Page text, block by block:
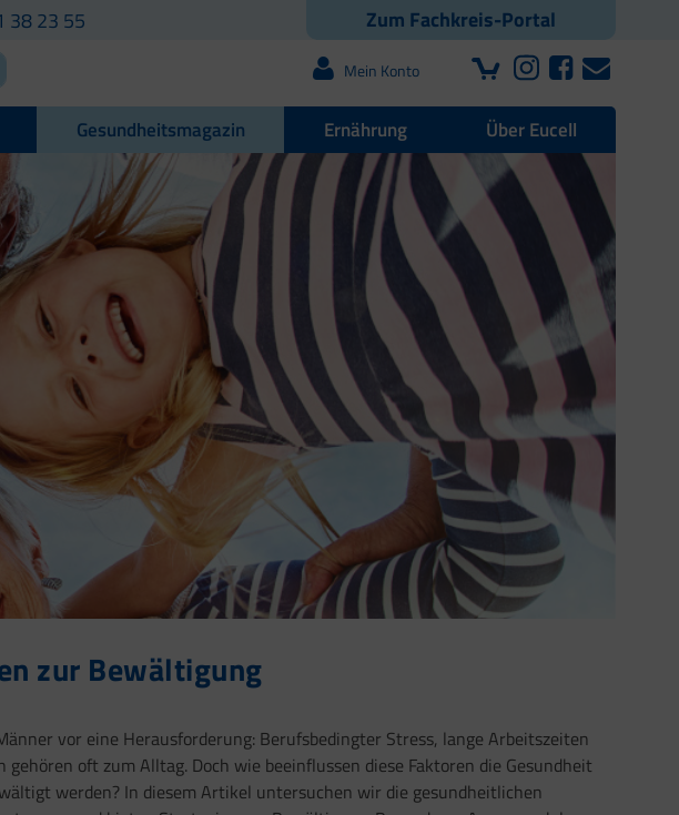
Zum Fachkreis-Portal
38 23 55
Mein Konto
Gesundheitsmagazin Ernährung Über Eucell
zur Bewältigung
vor eine Herausforderung: Berufsbedingter Stress, lange Arbeitszeiten
oft zum Alltag. Doch wie beeinflussen diese Faktoren die Gesundheit
werden? In diesem Artikel untersuchen wir die gesundheitlichen